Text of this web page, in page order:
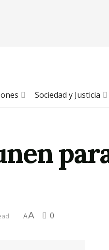
Sociedad y Justicia
AA 0